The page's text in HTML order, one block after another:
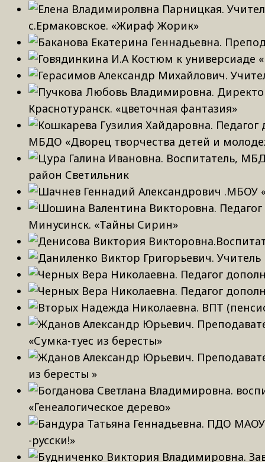
с.Ермаковское. «Жираф Жорик»
Краснотуранск. «цветочная фантазия»
МБДО «Дворец творчества детей и
район Светильник
Минусинск. «Тайны Сирин»
«Сумка-туес из бересты»
из бересты »
«Генеалогическое дерево»
-русски!»